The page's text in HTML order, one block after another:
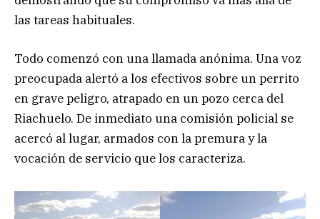
las tareas habituales.
Todo comenzó con una llamada anónima. Una voz
preocupada alertó a los efectivos sobre un perrito
en grave peligro, atrapado en un pozo cerca del
Riachuelo. De inmediato una comisión policial se
acercó al lugar, armados con la premura y la
vocación de servicio que los caracteriza.